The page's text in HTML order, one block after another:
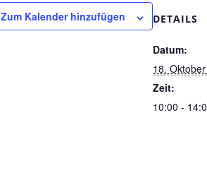
Zum Kalender hinzufügen DETAILS
Datum:
18.
Zeit:
10:00 -